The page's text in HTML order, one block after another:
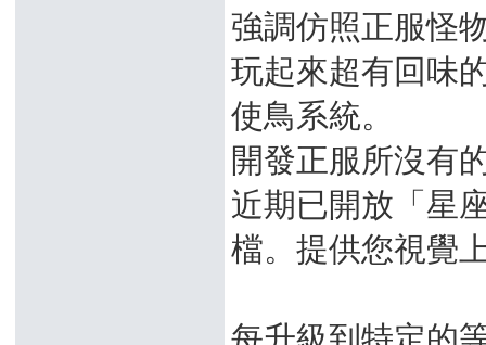
強調仿照正服怪
玩起來超有回味
使鳥系統。
開發正服所沒有
近期已開放「星
檔。提供您視覺
每升級到特定的